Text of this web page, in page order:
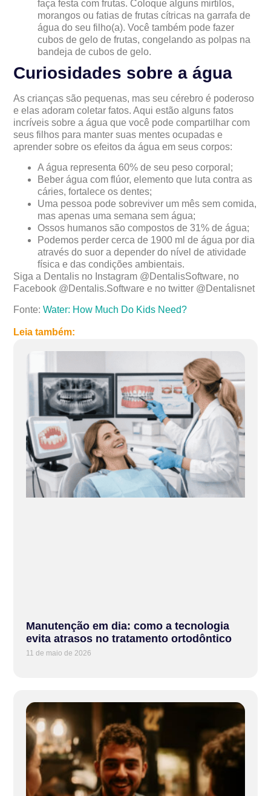
faça festa com frutas. Coloque alguns mirtilos,
morangos ou fatias de frutas cítricas na garrafa de
água do seu filho(a). Você também pode fazer
cubos de gelo de frutas, congelando as polpas na
bandeja de cubos de gelo.
Curiosidades sobre a água
As crianças são pequenas, mas seu cérebro é poderoso
e elas adoram coletar fatos. Aqui estão alguns fatos
incríveis sobre a água que você pode compartilhar com
seus filhos para manter suas mentes ocupadas e
aprender sobre os efeitos da água em seus corpos:
A água representa 60% de seu peso corporal;
Beber água com flúor, elemento que luta contra as
cáries, fortalece os dentes;
Uma pessoa pode sobreviver um mês sem comida,
mas apenas uma semana sem água;
Ossos humanos são compostos de 31% de água;
Podemos perder cerca de 1900 ml de água por dia
através do suor a depender do nível de atividade
física e das condições ambientais.
Siga a Dentalis no Instagram @DentalisSoftware, no
Facebook @Dentalis.Software e no twitter @Dentalisnet
Fonte:Water: How Much Do Kids Need?
Leia também:
Manutenção em dia: como a tecnologia
evita atrasos no tratamento ortodôntico
11 de maio de 2026